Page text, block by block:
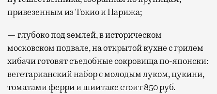
привезенным из Токио и Парижа;
— глубоко под землей, в историческом
московском подвале, на открытой кухне с грилем
хибачи готовят съедобные сокровища по-японски:
вегетарианский набор с молодым луком, цукини,
томатами ферри и шиитаке стоит 850 руб.